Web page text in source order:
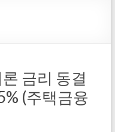
금리 동결
(주택금융